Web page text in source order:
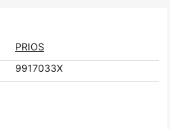
PRIOS
9917033X